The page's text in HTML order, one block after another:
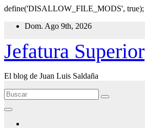
define('DISALLOW_FILE_MODS', true);
contenido
Dom. Ago 9th, 2026
Jefatura Superior
El blog de Juan Luis Saldaña